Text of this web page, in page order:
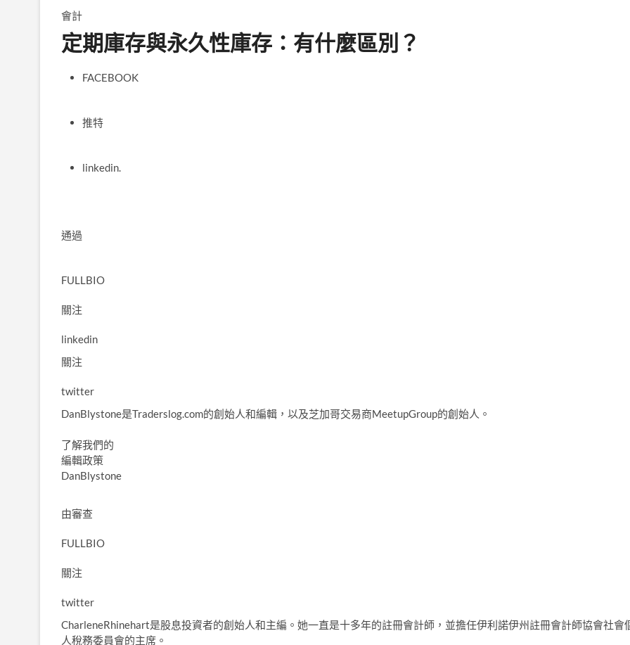
會計
定期庫存與永久性庫存：有什麼區別？
FACEBOOK
推特
linkedin.
通過
FULLBIO
關注
linkedin
關注
twitter
DanBlystone是Traderslog.com的創始人和編輯，以及芝加哥交易商MeetupGroup的創始人。
了解我們的
編輯政策
DanBlystone
由審查
FULLBIO
關注
twitter
CharleneRhinehart是股息投資者的創始人和主編。她一直是十多年的註冊會計師，並擔任伊利諾伊州註冊會計師協會社會
人稅務委員會的主席。